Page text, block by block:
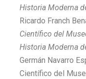
Historia Moderna
Ricardo Franch
Científico del
Historia Moderna
Germán Navarro
Científico del